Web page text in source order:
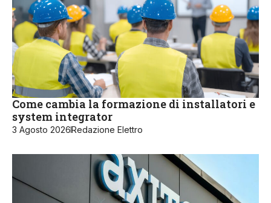
Come cambia la formazione di installatori e
system integrator
3 Agosto 2026Redazione Elettro